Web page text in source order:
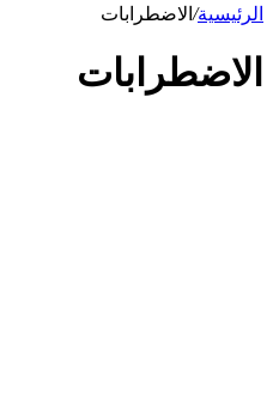
الرئيسية/ الاضطرابات
الاضطرابات